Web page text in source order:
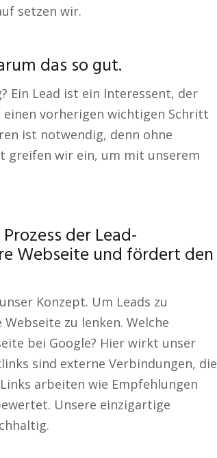
setzen wir.
das so gut.
Ein Lead ist ein Interessent, der
vorherigen wichtigen Schritt
ist notwendig, denn ohne
greifen wir ein, um mit unserem
der Lead-
Webseite und fördert den
Konzept. Um Leads zu
zu lenken. Welche
bei Google? Hier wirkt unser
sind externe Verbindungen, die
arbeiten wie Empfehlungen
Unsere einzigartige